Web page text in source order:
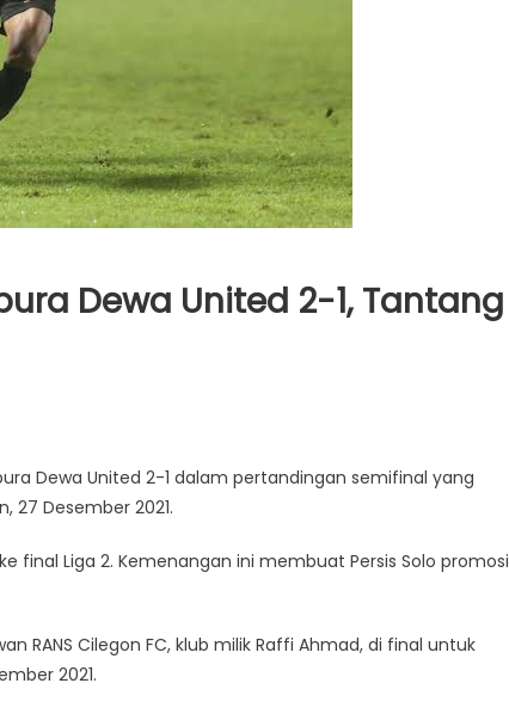
Dewa United 2-1, Tantang
Dewa United 2-1 dalam pertandingan semifinal yang
27 Desember 2021.
final Liga 2. Kemenangan ini membuat Persis Solo promosi
RANS Cilegon FC, klub milik Raffi Ahmad, di final untuk
2021.